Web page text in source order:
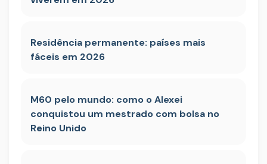
Residência permanente: países mais
fáceis em 2026
M60 pelo mundo: como o Alexei
conquistou um mestrado com bolsa no
Reino Unido